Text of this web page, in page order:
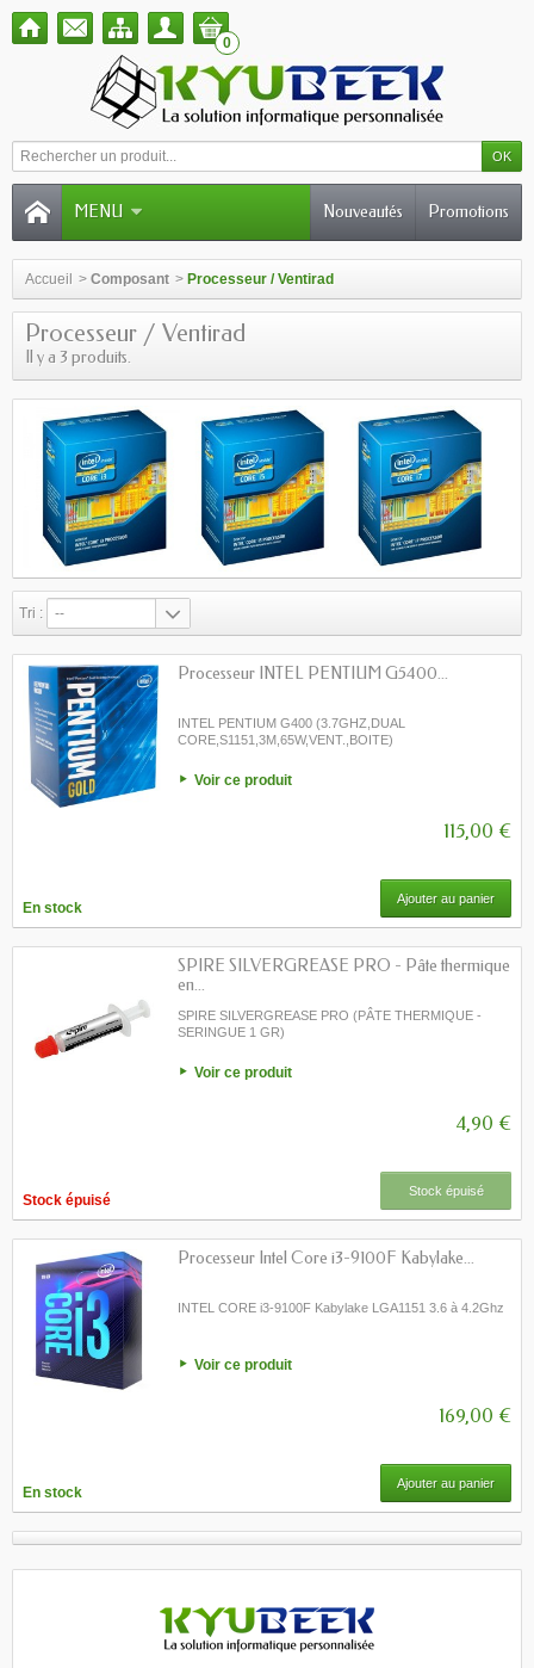
0
MENU Promotions
Nouveautés
Accueil > Composant > Processeur / Ventirad
Processeur / Ventirad
Il y a 3 produits.
Tri : --
Processeur INTEL PENTIUM G5400...
INTEL PENTIUM G400 (3.7GHZ,DUAL
CORE,S1151,3M,65W,VENT.,BOITE)
Voir ce produit
115,00 €
En stock
Ajouter au panier
SPIRE SILVERGREASE PRO - Pâte thermique
en...
SPIRE SILVERGREASE PRO (PÂTE THERMIQUE -
SERINGUE 1 GR)
Voir ce produit
4,90 €
Stock épuisé
Stock épuisé
Processeur Intel Core i3-9100F Kabylake...
INTEL CORE i3-9100F Kabylake LGA1151 3.6 à 4.2Ghz
Voir ce produit
169,00 €
En stock
Ajouter au panier